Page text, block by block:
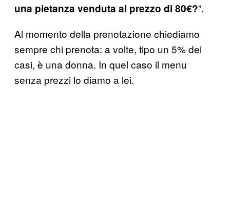
una pietanza venduta al prezzo di 80€?”.
Al momento della prenotazione chiediamo
sempre chi prenota: a volte, tipo un 5% dei
casi, è una donna. In quel caso il menu
senza prezzi lo diamo a lei.